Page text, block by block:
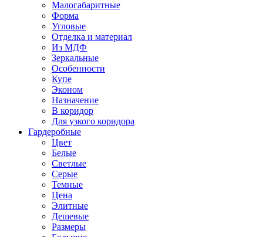
Малогабаритные
Форма
Угловые
Отделка и материал
Из МДФ
Зеркальные
Особенности
Купе
Эконом
Назначение
В коридор
Для узкого коридора
Гардеробные
Цвет
Белые
Светлые
Серые
Темные
Цена
Элитные
Дешевые
Размеры